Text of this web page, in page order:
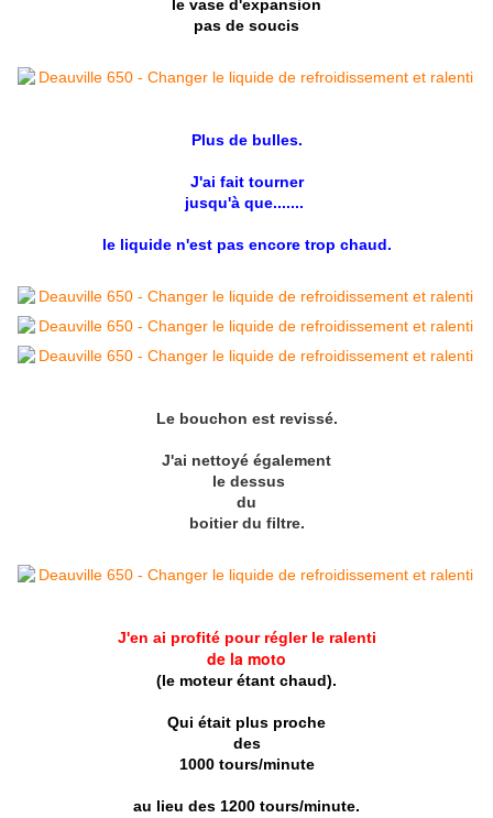
le vase d'expansion
pas de soucis
Plus de bulles.
J'ai fait tourner
jusqu'à que.......
le liquide n'est pas encore trop chaud.
Le bouchon est revissé.
J'ai nettoyé également
le dessus
du
boitier du filtre.
J'en ai profité pour régler le ralenti
de la moto
(le moteur étant chaud).
Qui était plus proche
des
1000 tours/minute
au lieu des 1200 tours/minute.